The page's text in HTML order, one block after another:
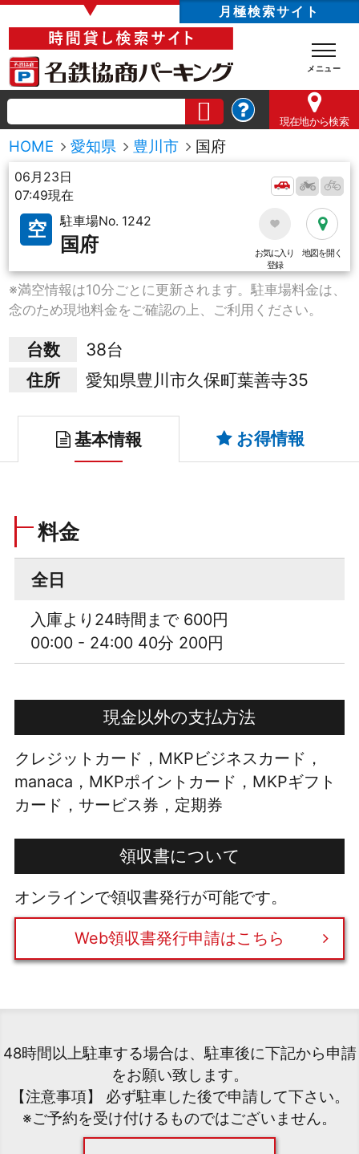
▼ 月極検索サイト
現在地から検索
HOME 愛知県 豊川市 国府
06月23日
07:49現在
空 駐車場No. 1242
国府
お気に入り
登録
地図を開く
※満空情報は10分ごとに更新されます。駐車場料金は、
念のため現地料金をご確認の上、ご利用ください。
台数
38台
住所
愛知県豊川市久保町葉善寺35
基本情報 お得情報
料金
全日
入庫より24時間まで 600円
00:00 - 24:00 40分 200円
現金以外の支払方法
クレジットカード，MKPビジネスカード，
manaca，MKPポイントカード，MKPギフト
カード，サービス券，定期券
領収書について
オンラインで領収書発行が可能です。
Web領収書発行申請はこちら
48時間以上駐車する場合は、駐車後に下記から申請
をお願い致します。
【注意事項】 必ず駐車した後で申請して下さい。
※ご予約を受け付けるものではございません。